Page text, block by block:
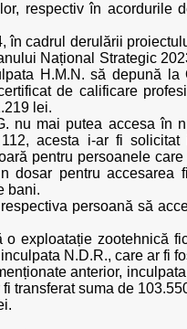
respectiv în
în cadrul derulării
Național Strategic
H.M.N. să depună la
de calificare
lei.
nu mai putea accesa în
acesta i-ar fi
pentru persoanele
dosar pentru
bani.
persoană să
o exploatație zootehnică
N.D.R., care ar fi
anterior,
transferat suma de